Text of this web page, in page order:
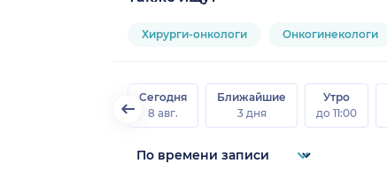
Хирурги-онкологи Онкогинекологи
Сегодня
8 авг.
Ближайшие
3 дня
Утро
до 11:00